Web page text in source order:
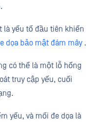
là yếu tố đầu tiên khiến
dọa bảo mật đám mây.
có thể là một lỗ hổng
truy cập yếu, cuối
yếu, và mối đe dọa là